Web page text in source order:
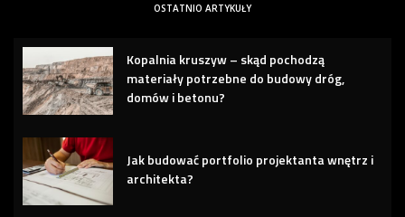
OSTATNIO ARTYKUŁY
Kopalnia kruszyw – skąd pochodzą
materiały potrzebne do budowy dróg,
domów i betonu?
Jak budować portfolio projektanta wnętrz i
architekta?